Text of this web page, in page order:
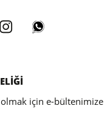
için e-bültenimize